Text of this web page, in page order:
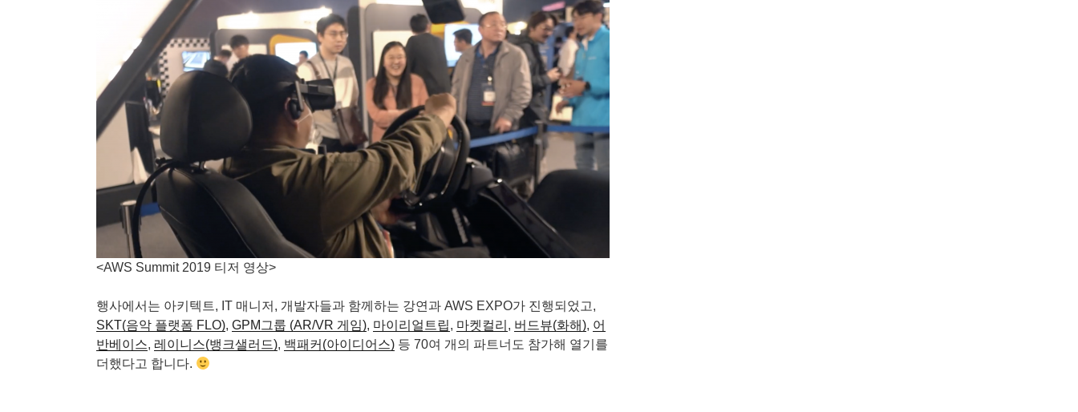
<AWS Summit 2019 티저 영상>
행사에서는 아키텍트, IT 매니저, 개발자들과 함께하는 강연과 AWS EXPO가 진행되었고,
SKT(음악 플랫폼 FLO), GPM그룹 (AR/VR 게임), 마이리얼트립, 마켓컬리 , 버드뷰(화해), 어
반베이스, 레이니스(뱅크샐러드), 백패커(아이디어스) 등 70여 개의 파트너도 참가해 열기를
더했다고 합니다.